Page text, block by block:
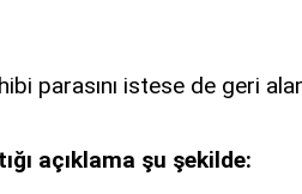
parasını istese de geri
açıklama şu şekilde: